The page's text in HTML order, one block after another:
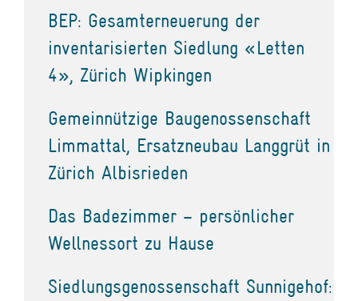
BEP: Gesamterneuerung der
inventarisierten Siedlung «Letten
4», Zürich Wipkingen
Gemeinnützige Baugenossenschaft
Limmattal, Ersatzneubau Langgrüt in
Zürich Albisrieden
Das Badezimmer – persönlicher
Wellnessort zu Hause
Siedlungsgenossenschaft Sunnigehof: